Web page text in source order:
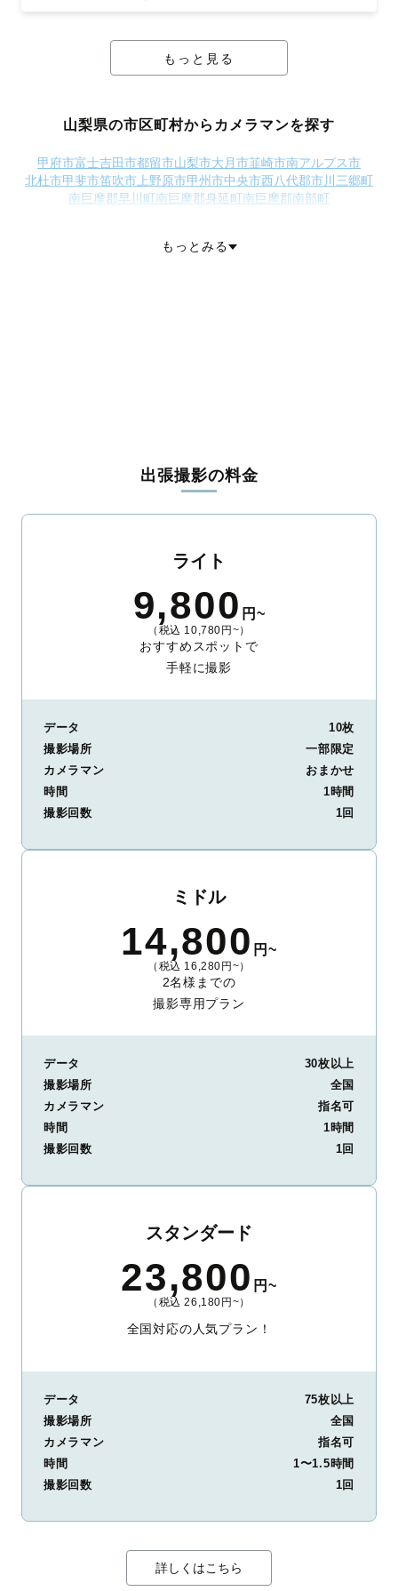
もっと見る
山梨県の市区町村からカメラマンを探す
甲府市富士吉田市都留市山梨市大月市韮崎市南アルプス市
北杜市甲斐市笛吹市上野原市甲州市中央市西八代郡市川三郷町
南巨摩郡早川町南巨摩郡身延町南巨摩郡南部町
南都留郡富士河口湖町北都留郡小菅村
もっとみる
出張撮影の料金
ライト
9,800 円~
（税込 10,780円~）
おすすめスポットで
手軽に撮影
データ
10枚
撮影場所
一部限定
カメラマン
おまかせ
時間
1時間
撮影回数
1回
ミドル
14,800 円~
（税込 16,280円~）
2名様までの
撮影専用プラン
データ
30枚以上
撮影場所
全国
カメラマン
指名可
時間
1時間
撮影回数
1回
スタンダード
23,800 円~
（税込 26,180円~）
全国対応の人気プラン！
データ
75枚以上
撮影場所
全国
カメラマン
指名可
時間
1〜1.5時間
撮影回数
1回
詳しくはこちら